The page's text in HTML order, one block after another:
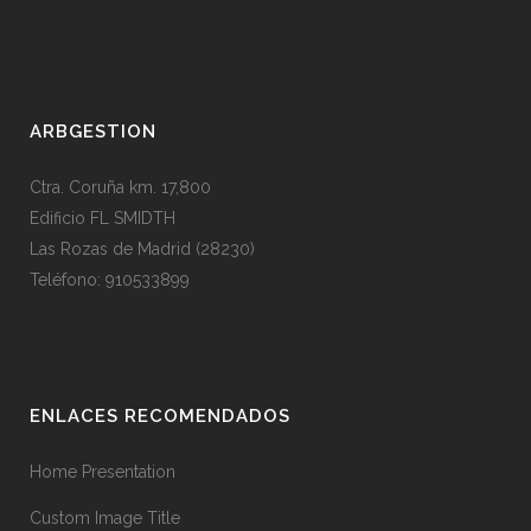
ARBGESTION
Ctra. Coruña km. 17,800
Edificio FL SMIDTH
Las Rozas de Madrid (28230)
Teléfono: 910533899
ENLACES RECOMENDADOS
Home Presentation
Custom Image Title